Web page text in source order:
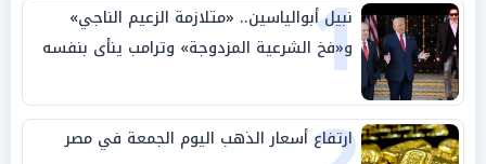
1
نبيل أبوالياسين.. «متلازمة الزعيم الناجي»
و«فخ الشرعية المزدوجة» وترامب ينأى بنفسه
وحليفه في «ميتم استراتيجي»
ارتفاع أسعار الذهب اليوم الجمعة في مصر